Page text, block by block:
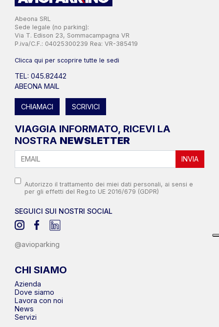
Abeona SRL
Sede legale (no parking):
Via T. Edison 23, Sommacampagna VR
P.iva/C.F.: 04025300239 Rea: VR-385419
Clicca qui per scoprire tutte le sedi
TEL: 045.82442
ABEONA MAIL
CHIAMACI SCRIVICI
VIAGGIA INFORMATO, RICEVI LA
NOSTRA NEWSLETTER
INVIA
Autorizzo il trattamento dei miei dati personali, ai sensi e
per gli effetti del Reg.to UE 2016/679 (GDPR)
SEGUICI SUI NOSTRI SOCIAL
@avioparking
CHI SIAMO
Azienda
Dove siamo
Lavora con noi
News
Servizi